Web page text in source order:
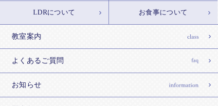
LDRについて お食事について
教室案内
よくあるご質問
お知らせ